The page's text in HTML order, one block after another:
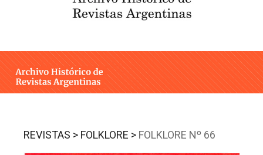
ESTUDIOS CRÍTICOS
INTEGRANTES
REVISTAS > FOLKLORE > FOLKLORE Nº 66